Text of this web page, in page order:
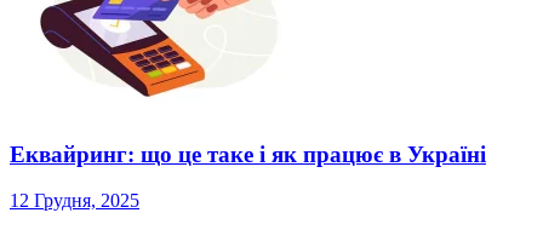
Еквайринг: що це таке і як працює в Україні
12 Грудня, 2025